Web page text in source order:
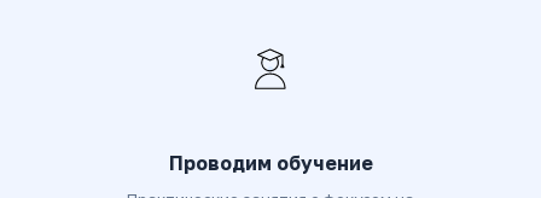
Проводим обучение